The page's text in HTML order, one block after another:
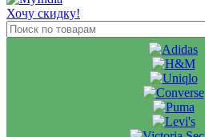
Хочу скидку!